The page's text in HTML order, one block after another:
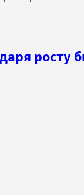
росту